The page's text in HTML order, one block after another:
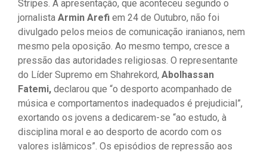
Stripes. A apresentação, que aconteceu segundo o
jornalista Armin Arefi em 24 de Outubro, não foi
divulgado pelos meios de comunicação iranianos, nem
mesmo pela oposição. Ao mesmo tempo, cresce a
pressão das autoridades religiosas. O representante
do Líder Supremo em Shahrekord, Abolhassan
Fatemi, declarou que “o desporto acompanhado de
música e comportamentos inadequados é prejudicial”,
exortando os jovens a dedicarem-se “ao estudo, à
disciplina moral e ao desporto de acordo com os
valores islâmicos”. Os episódios de repressão aos